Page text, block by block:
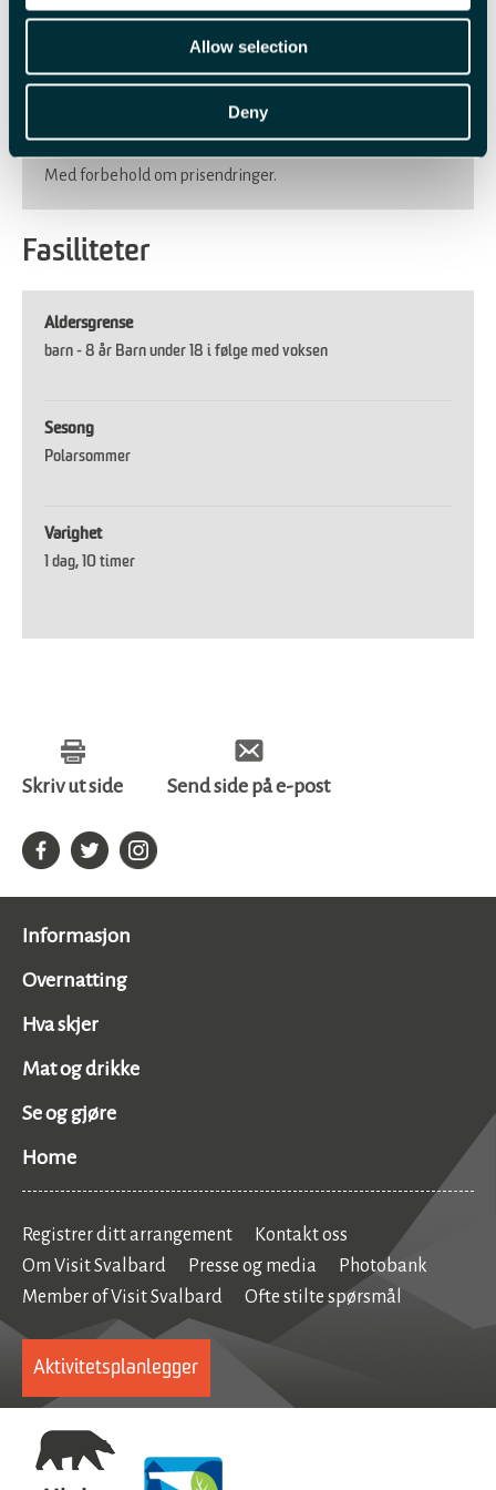
Allow selection
Deny
NOK 3 500,00 pr. person
NOK 3 000,00 pr. person
Med forbehold om prisendringer.
Fasiliteter
Aldersgrense
barn - 8 år Barn under 18 i følge med voksen
Sesong
Polarsommer
Varighet
1 dag 10 timer
Skriv ut side Send side på e-post
Informasjon
Overnatting
Hva skjer
Mat og drikke
Se og gjøre
Home
Registrer ditt arrangement
Kontakt oss
Om Visit Svalbard
Presse og media
Photobank
Member of Visit Svalbard
Ofte stilte spørsmål
Aktivitetsplanlegger